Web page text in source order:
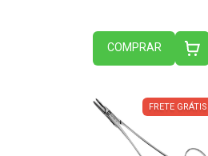
COMPRAR
FRETE GRÁTIS